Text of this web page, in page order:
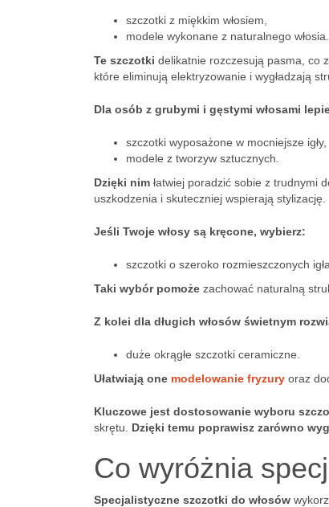
szczotki z miękkim włosiem,
modele wykonane z naturalnego włosia.
Te szczotki delikatnie rozczesują pasma, co
które eliminują elektryzowanie i wygładzają
Dla osób z grubymi i gęstymi włosami
szczotki wyposażone w mocniejsze igły,
modele z tworzyw sztucznych.
Dzięki nim łatwiej poradzić sobie z trudnymi
uszkodzenia i skuteczniej wspierają stylizację.
Jeśli Twoje włosy są kręcone, wybierz:
szczotki o szeroko rozmieszczonych
Taki wybór pomoże zachować naturalną
Z kolei dla długich włosów świetnym
duże okrągłe szczotki ceramiczne.
Ułatwiają one modelowanie fryzury oraz
Kluczowe jest dostosowanie wyboru
skrętu. Dzięki temu poprawisz zarówno
Co wyróżnia
Specjalistyczne szczotki do włosów